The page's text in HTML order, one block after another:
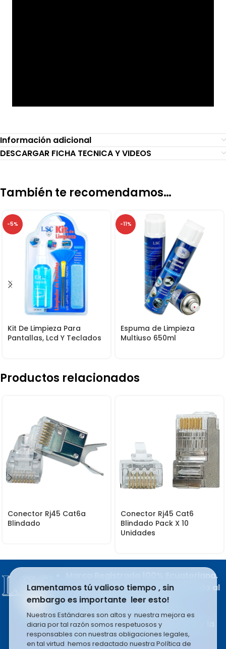
Información adicional
DESCARGAR FICHA TECNICA Y VIDEOS
También te recomendamos…
-5%
Kit De Limpieza Para
Pantallas, Lcd Y Teclados
-11%
Espuma de Limpieza
Multiuso 650ml
Productos relacionados
Conector Rj45 Cat6a
Blindado
Conector Rj45 Cat6
Blindado Pack X 10
Unidades
Marca Registrada 100% Ecuatoriana.
Producto del esfuerzo apasionado al
trabajo de sus integrantes.
LSC COMPANY S.A se rige en la
filosofía basada en el liderazgo y la
mejora constante e infinita.
Lamentamos tú valioso tiempo , sin
embargo es importante leer esto!
Nuestros Estándares son altos y nuestra mejora es
diaria por tal razón somos respetuosos y
responsables con nuestras obligaciones legales,
en tal virtud hemos redactado nuestra Política de